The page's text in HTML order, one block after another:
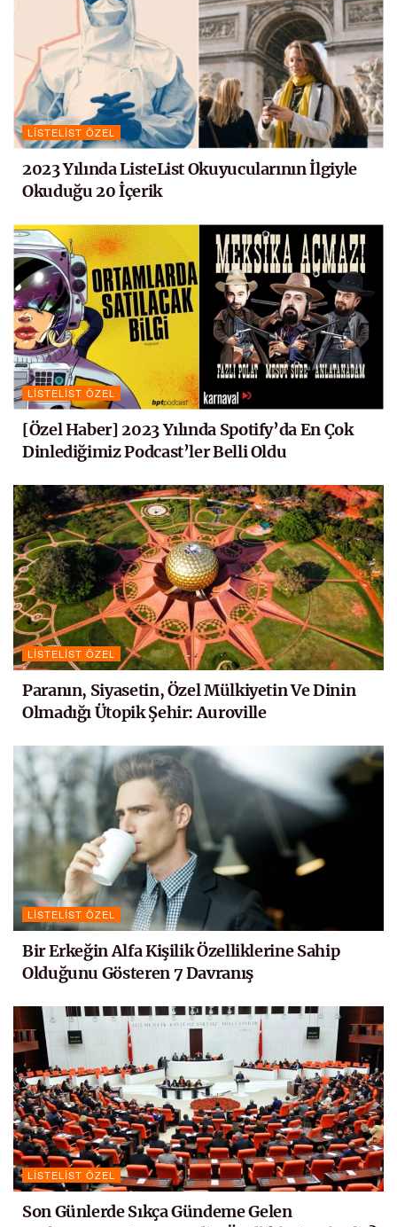
LISTELIST ÖZEL
2023 Yılında ListeList Okuyucularının İlgiyle
Okuduğu 20 İçerik
LISTELIST ÖZEL
[Özel Haber] 2023 Yılında Spotify’da En Çok
Dinlediğimiz Podcast’ler Belli Oldu
LISTELIST ÖZEL
Paranın, Siyasetin, Özel Mülkiyetin Ve Dinin
Olmadığı Ütopik Şehir: Auroville
LISTELIST ÖZEL
Bir Erkeğin Alfa Kişilik Özelliklerine Sahip
Olduğunu Gösteren 7 Davranış
LISTELIST ÖZEL
Son Günlerde Sıkça Gündeme Gelen